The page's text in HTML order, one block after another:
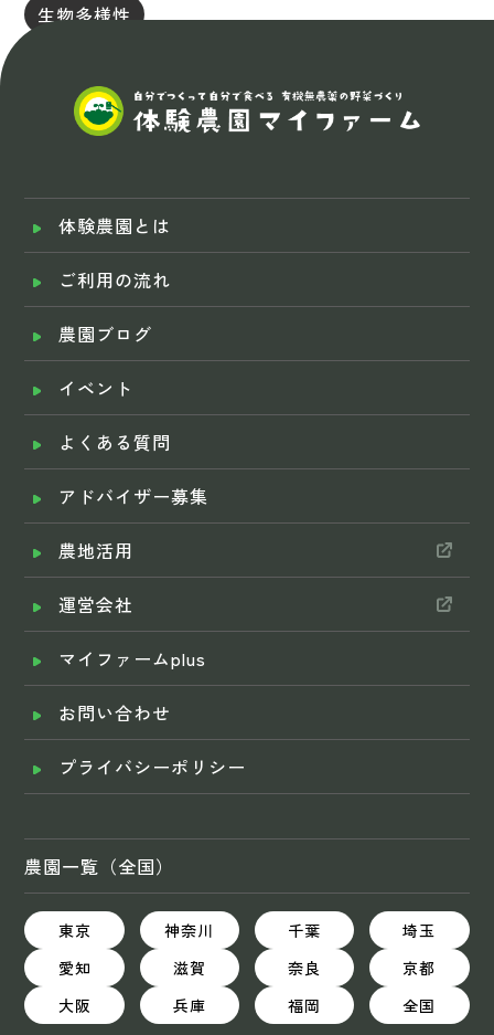
生物多様性
体験農園とは
ご利用の流れ
農園ブログ
イベント
よくある質問
アドバイザー募集
農地活用
運営会社
マイファームplus
お問い合わせ
プライバシーポリシー
農園一覧（全国）
東京 神奈川 千葉
埼玉
愛知
滋賀 奈良
京都
大阪
兵庫 福岡 全国